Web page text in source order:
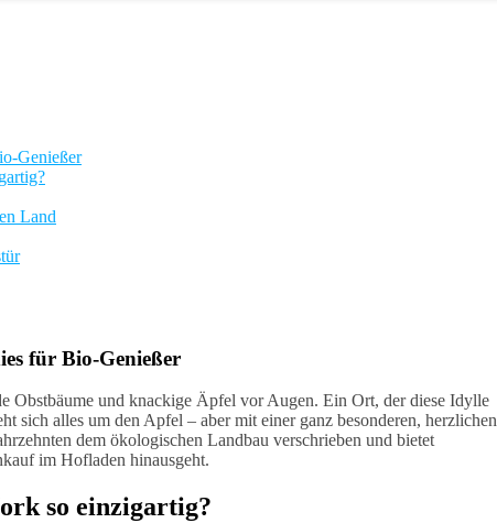
Genießer
Land
für Bio-Genießer
Obstbäume und knackige Äpfel vor Augen. Ein Ort, der diese Idylle
sich alles um den Apfel – aber mit einer ganz besonderen, herzlichen
dem ökologischen Landbau verschrieben und bietet
im Hofladen hinausgeht.
so einzigartig?